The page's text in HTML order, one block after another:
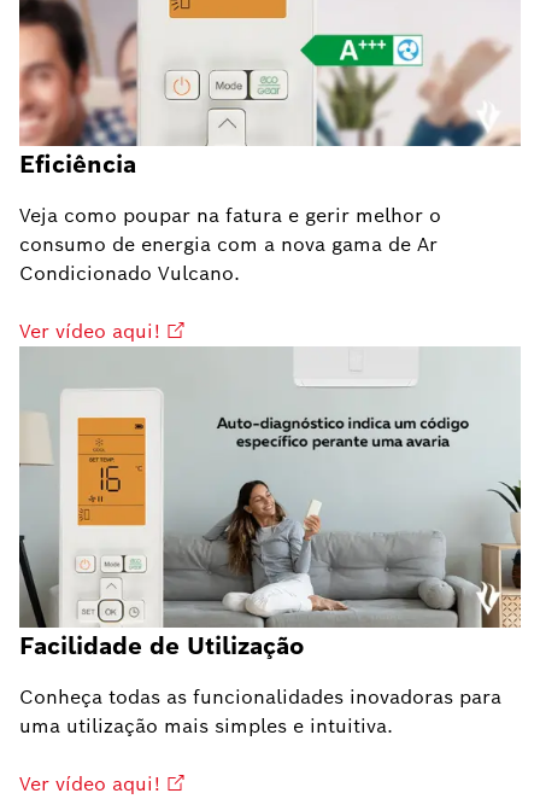
Eficiência
Veja como poupar na fatura e gerir melhor o
consumo de energia com a nova gama de Ar
Condicionado Vulcano.
Ver vídeo aqui!
Facilidade de Utilização
Conheça todas as funcionalidades inovadoras para
uma utilização mais simples e intuitiva.
Ver vídeo aqui!